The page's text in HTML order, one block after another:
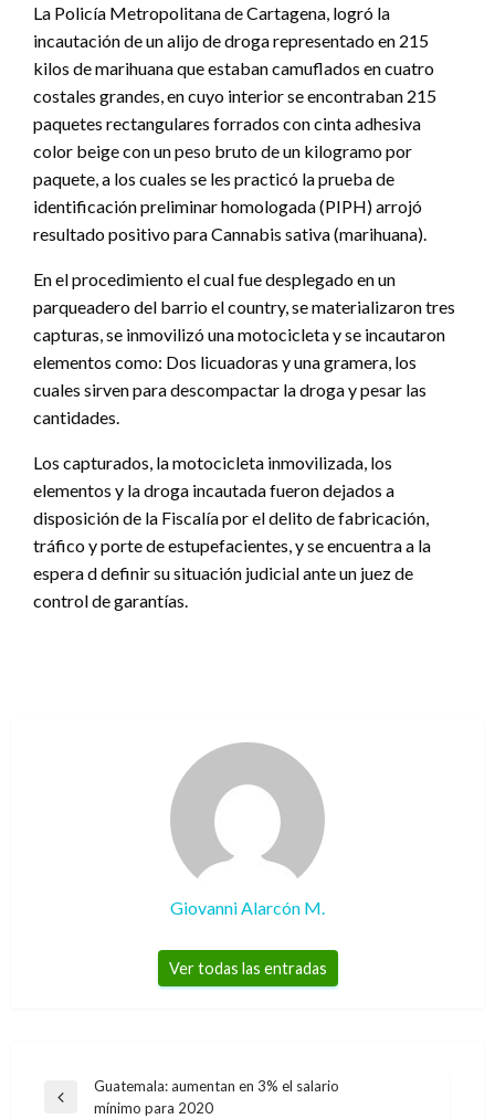
La Policía Metropolitana de Cartagena, logró la
incautación de un alijo de droga representado en 215
kilos de marihuana que estaban camuflados en cuatro
costales grandes, en cuyo interior se encontraban 215
paquetes rectangulares forrados con cinta adhesiva
color beige con un peso bruto de un kilogramo por
paquete, a los cuales se les practicó la prueba de
identificación preliminar homologada (PIPH) arrojó
resultado positivo para Cannabis sativa (marihuana).
En el procedimiento el cual fue desplegado en un
parqueadero del barrio el country, se materializaron tres
capturas, se inmovilizó una motocicleta y se incautaron
elementos como: Dos licuadoras y una gramera, los
cuales sirven para descompactar la droga y pesar las
cantidades.
Los capturados, la motocicleta inmovilizada, los
elementos y la droga incautada fueron dejados a
disposición de la Fiscalía por el delito de fabricación,
tráfico y porte de estupefacientes, y se encuentra a la
espera d definir su situación judicial ante un juez de
control de garantías.
Giovanni Alarcón M.
Ver todas las entradas
Navegación
Entrada
Guatemala: aumentan en 3% el salario
mínimo para 2020